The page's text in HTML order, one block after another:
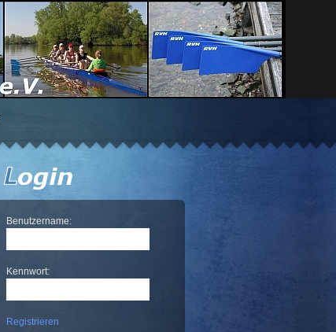
Benutzername:
Kennwort:
Registrieren